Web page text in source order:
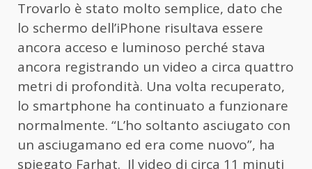
Trovarlo è stato molto semplice, dato che
lo schermo dell’iPhone risultava essere
ancora acceso e luminoso perché stava
ancora registrando un video a circa quattro
metri di profondità. Una volta recuperato,
lo smartphone ha continuato a funzionare
normalmente. “L’ho soltanto asciugato con
un asciugamano ed era come nuovo”, ha
spiegato Farhat. Il video di circa 11 minuti